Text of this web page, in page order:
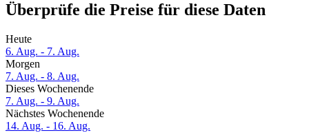
Überprüfe die Preise für diese Daten
Heute
6. Aug. - 7. Aug.
Morgen
7. Aug. - 8. Aug.
Dieses Wochenende
7. Aug. - 9. Aug.
Nächstes Wochenende
14. Aug. - 16. Aug.